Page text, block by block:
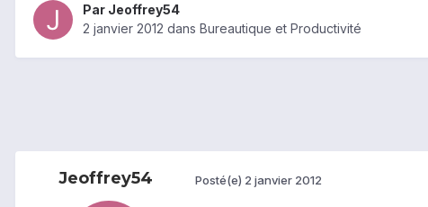
Par Jeoffrey54
2 janvier 2012 dans Bureautique et Productivité
Jeoffrey54 Posté(e) 2 janvier 2012